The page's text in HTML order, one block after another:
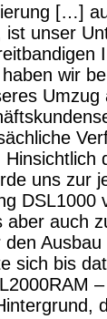
[…]
unser
wir
Umzug
uns zur
DSL1000
aber auch
sich bis